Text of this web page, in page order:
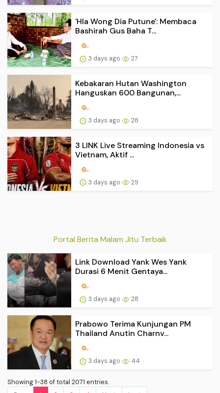
'Hla Wong Dia Putune': Membaca
Bashirah Gus Baha T...
3 days ago 27
Kebakaran Hutan Washington
Hanguskan 600 Bangunan,...
3 days ago 28
3 LINK Live Streaming Indonesia vs
Vietnam, Aktif ...
3 days ago 29
Portal Berita Malam Jitu Terbaik
Link Download Yank Wes Yank
Durasi 6 Menit Gentaya...
3 days ago 28
Prabowo Terima Kunjungan PM
Thailand Anutin Charnv...
3 days ago 44
Showing 1-38 of total 2071 entries.